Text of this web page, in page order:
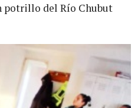
potrillo del Río Chubut